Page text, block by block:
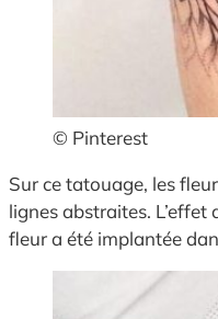
© Pinterest
Sur ce tatouage, les
lignes abstraites. L’effet
fleur a été implantée